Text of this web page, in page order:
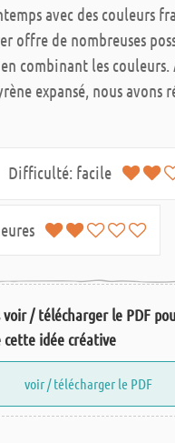
avec des couleurs
offre de nombreuses
combinant les couleurs.
expansé, nous avons
Difficulté: facile
voir / télécharger le PDF
cette idée créative
voir / télécharger le PDF